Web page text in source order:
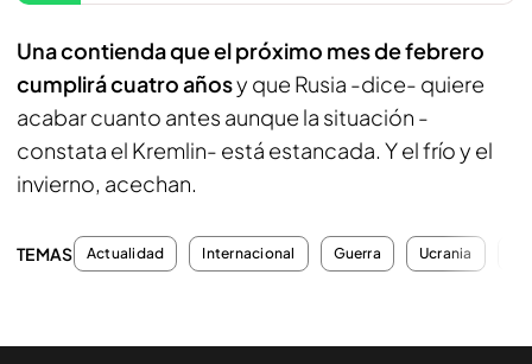
Una contienda que el próximo mes de febrero
cumplirá cuatro añosy que Rusia -dice- quiere
acabar cuanto antes aunque la situación -
constata el Kremlin- está estancada. Y el frío y el
invierno, acechan.
TEMAS Actualidad Internacional Guerra Ucrania